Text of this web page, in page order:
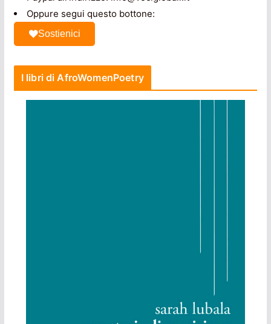
Oppure segui questo bottone:
Sostienici
I libri di AfroWomenPoetry